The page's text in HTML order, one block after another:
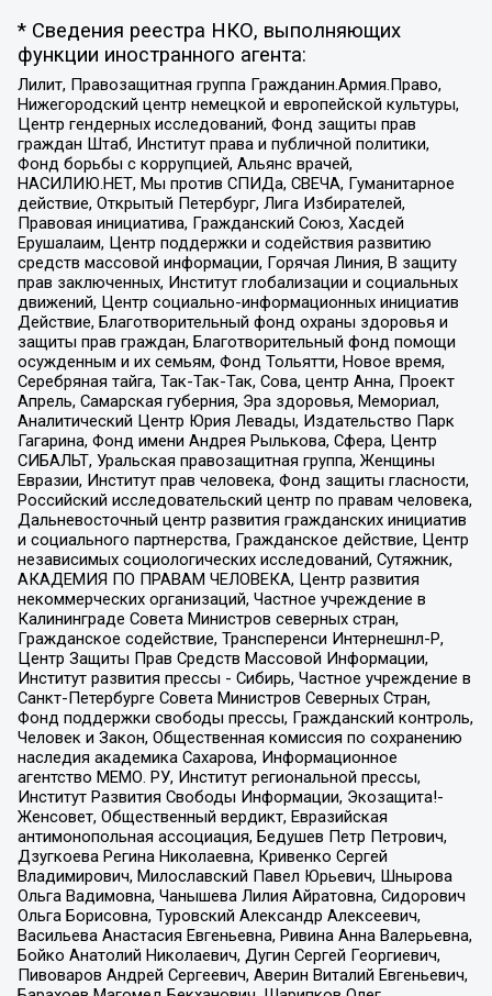
* Сведения реестра НКО, выполняющих
функции иностранного агента:
Лилит, Правозащитная группа Гражданин.Армия.Право,
Нижегородский центр немецкой и европейской культуры,
Центр гендерных исследований, Фонд защиты прав
граждан Штаб, Институт права и публичной политики,
Фонд борьбы с коррупцией, Альянс врачей,
НАСИЛИЮ.НЕТ, Мы против СПИДа, СВЕЧА, Гуманитарное
действие, Открытый Петербург, Лига Избирателей,
Правовая инициатива, Гражданский Союз, Хасдей
Ерушалаим, Центр поддержки и содействия развитию
средств массовой информации, Горячая Линия, В защиту
прав заключенных, Институт глобализации и социальных
движений, Центр социально-информационных инициатив
Действие, Благотворительный фонд охраны здоровья и
защиты прав граждан, Благотворительный фонд помощи
осужденным и их семьям, Фонд Тольятти, Новое время,
Серебряная тайга, Так-Так-Так, Сова, центр Анна, Проект
Апрель, Самарская губерния, Эра здоровья, Мемориал,
Аналитический Центр Юрия Левады, Издательство Парк
Гагарина, Фонд имени Андрея Рылькова, Сфера, Центр
СИБАЛЬТ, Уральская правозащитная группа, Женщины
Евразии, Институт прав человека, Фонд защиты гласности,
Российский исследовательский центр по правам человека,
Дальневосточный центр развития гражданских инициатив
и социального партнерства, Гражданское действие, Центр
независимых социологических исследований, Сутяжник,
АКАДЕМИЯ ПО ПРАВАМ ЧЕЛОВЕКА, Центр развития
некоммерческих организаций, Частное учреждение в
Калининграде Совета Министров северных стран,
Гражданское содействие, Трансперенси Интернешнл-Р,
Центр Защиты Прав Средств Массовой Информации,
Институт развития прессы - Сибирь, Частное учреждение в
Санкт-Петербурге Совета Министров Северных Стран,
Фонд поддержки свободы прессы, Гражданский контроль,
Человек и Закон, Общественная комиссия по сохранению
наследия академика Сахарова, Информационное
агентство МЕМО. РУ, Институт региональной прессы,
Институт Развития Свободы Информации, Экозащита!-
Женсовет, Общественный вердикт, Евразийская
антимонопольная ассоциация, Бедушев Петр Петрович,
Дзугкоева Регина Николаевна, Кривенко Сергей
Владимирович, Милославский Павел Юрьевич, Шнырова
Ольга Вадимовна, Чанышева Лилия Айратовна, Сидорович
Ольга Борисовна, Туровский Александр Алексеевич,
Васильева Анастасия Евгеньевна, Ривина Анна Валерьевна,
Бойко Анатолий Николаевич, Дугин Сергей Георгиевич,
Пивоваров Андрей Сергеевич, Аверин Виталий Евгеньевич,